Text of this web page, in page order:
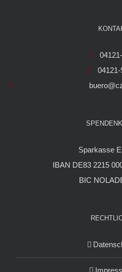
Sparkasse
IBAN DE83 2215
BIC